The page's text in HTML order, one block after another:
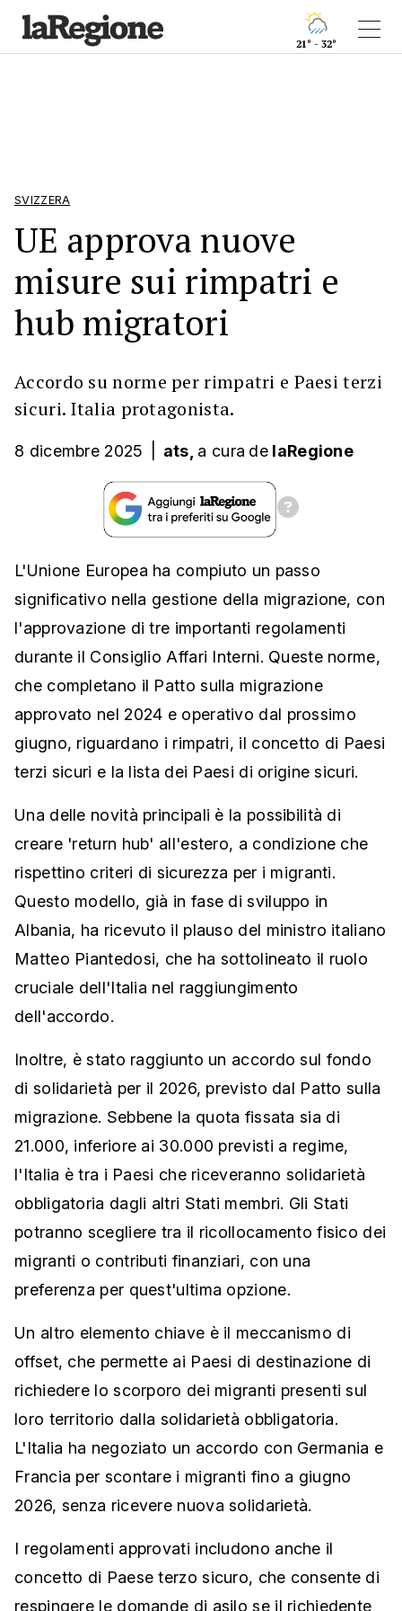
21° - 32°
SVIZZERA
UE approva nuove
misure sui rimpatri e
hub migratori
Accordo su norme per rimpatri e Paesi terzi
sicuri. Italia protagonista.
8 dicembre 2025 ats, a cura de laRegione
L'Unione Europea ha compiuto un passo
significativo nella gestione della migrazione, con
l'approvazione di tre importanti regolamenti
durante il Consiglio Affari Interni. Queste norme,
che completano il Patto sulla migrazione
approvato nel 2024 e operativo dal prossimo
giugno, riguardano i rimpatri, il concetto di Paesi
terzi sicuri e la lista dei Paesi di origine sicuri.
Una delle novità principali è la possibilità di
creare 'return hub' all'estero, a condizione che
rispettino criteri di sicurezza per i migranti.
Questo modello, già in fase di sviluppo in
Albania, ha ricevuto il plauso del ministro italiano
Matteo Piantedosi, che ha sottolineato il ruolo
cruciale dell'Italia nel raggiungimento
dell'accordo.
Inoltre, è stato raggiunto un accordo sul fondo
di solidarietà per il 2026, previsto dal Patto sulla
migrazione. Sebbene la quota fissata sia di
21.000, inferiore ai 30.000 previsti a regime,
l'Italia è tra i Paesi che riceveranno solidarietà
obbligatoria dagli altri Stati membri. Gli Stati
potranno scegliere tra il ricollocamento fisico dei
migranti o contributi finanziari, con una
preferenza per quest'ultima opzione.
Un altro elemento chiave è il meccanismo di
offset, che permette ai Paesi di destinazione di
richiedere lo scorporo dei migranti presenti sul
loro territorio dalla solidarietà obbligatoria.
L'Italia ha negoziato un accordo con Germania e
Francia per scontare i migranti fino a giugno
2026, senza ricevere nuova solidarietà.
I regolamenti approvati includono anche il
concetto di Paese terzo sicuro, che consente di
respingere le domande di asilo se il richiedente